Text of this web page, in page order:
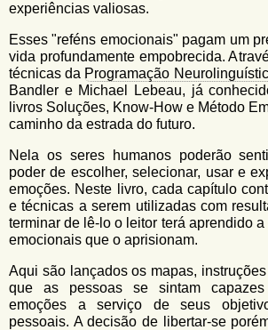
experiências valiosas.
Esses "reféns emocionais" pagam um
vida profundamente empobrecida.
técnicas da Programação
Bandler e Michael Lebeau, já
livros Soluções, Know-How e Método
caminho da estrada do futuro.
Nela os seres humanos poderão
poder de escolher, selecionar, usar e
emoções. Neste livro, cada capítulo
e técnicas a serem utilizadas com
terminar de lê-lo o leitor terá aprendido
emocionais que o aprisionam.
Aqui são lançados os mapas,
que as pessoas se sintam
emoções a serviço de seus
pessoais. A decisão de libertar-se